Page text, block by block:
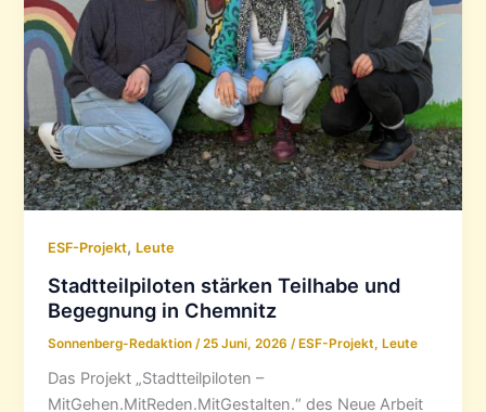
ESF-Projekt, Leute
Stadtteilpiloten stärken Teilhabe und
Begegnung in Chemnitz
Sonnenberg-Redaktion /25 Juni, 2026 /ESF-Projekt,Leute
Das Projekt „Stadtteilpiloten –
MitGehen.MitReden.MitGestalten.“ des Neue Arbeit